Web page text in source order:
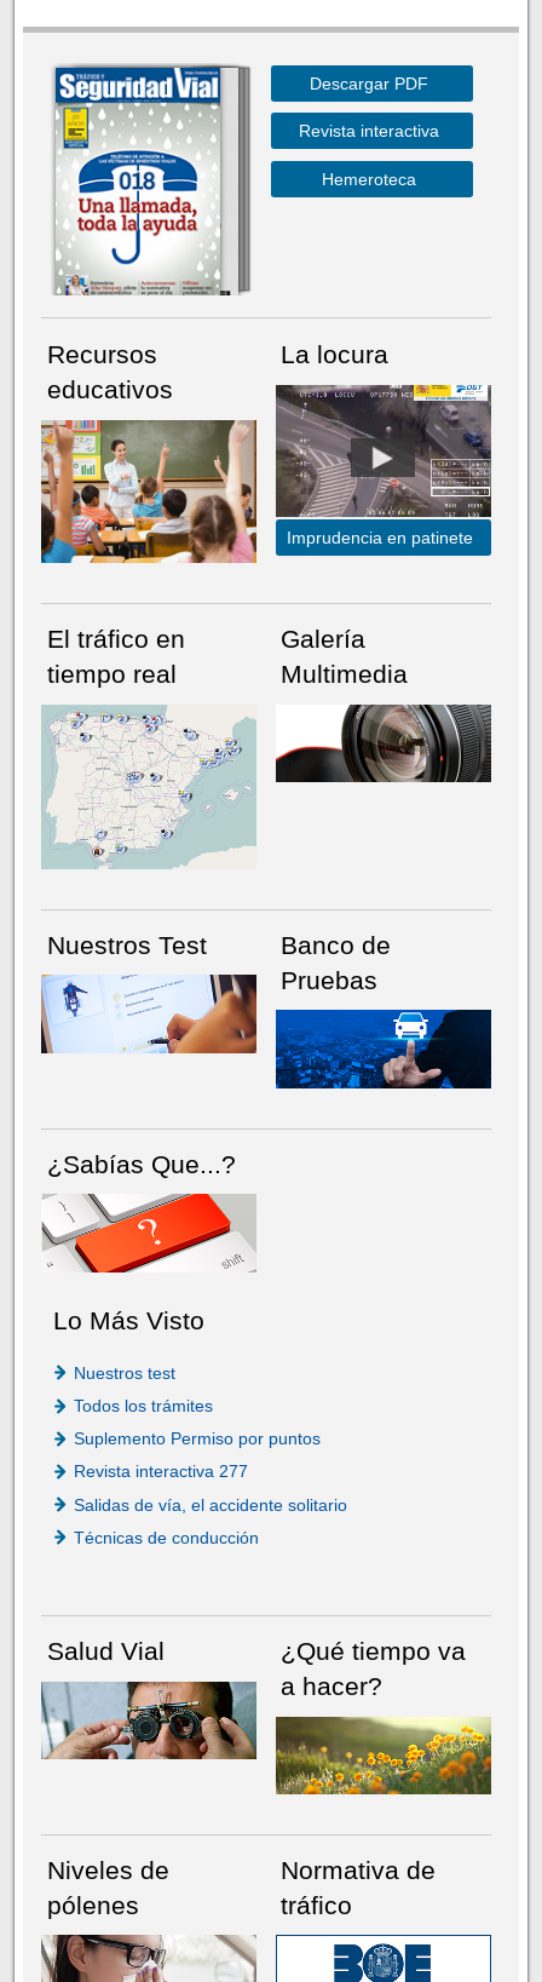
NÚMERO ACTUALHEMEROTECA
Descargar PDF
Revista interactiva
Hemeroteca
Recursos
educativos
La locura
Imprudencia en patinete
El tráfico en
tiempo real
Galería
Multimedia
Nuestros Test
Banco de
Pruebas
¿Sabías Que...?
Lo Más Visto
Nuestros test
Todos los trámites
Suplemento Permiso por puntos
Revista interactiva 277
Salidas de vía, el accidente solitario
Técnicas de conducción
Salud Vial
¿Qué tiempo va
a hacer?
Niveles de
pólenes
Normativa de
tráfico